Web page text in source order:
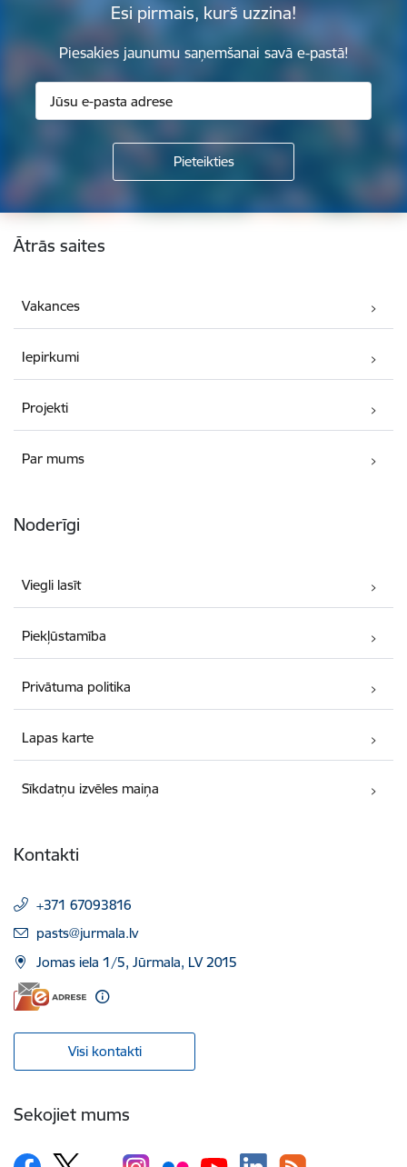
Esi pirmais, kurš uzzina!
Piesakies jaunumu saņemšanai savā e-pastā!
Kājene
Ātrās saites
Vakances
Iepirkumi
Projekti
Par mums
Noderīgi
Viegli lasīt
Piekļūstamība
Privātuma politika
Lapas karte
Sīkdatņu izvēles maiņa
Kontakti
+371 67093816
E-pasts:
pasts@jurmala.lv
Jomas iela 1/5, Jūrmala, LV 2015
Visi kontakti
Sekojiet mums